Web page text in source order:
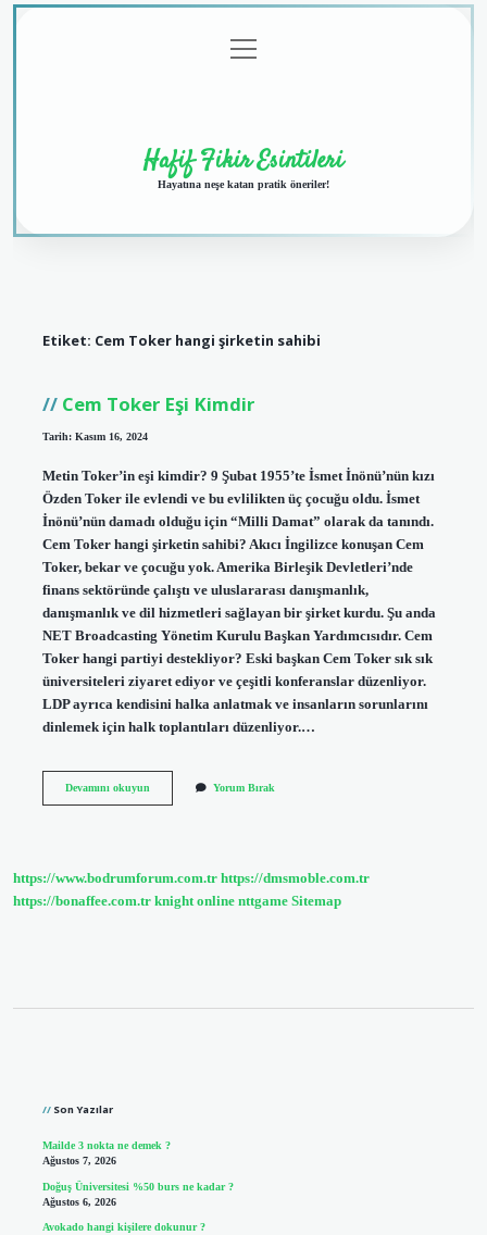
menüyü
aç
Hafif Fikir Esintileri
Hayatına neşe katan pratik öneriler!
Etiket: Cem Toker hangi şirketin sahibi
Cem Toker Eşi Kimdir
Tarih: Kasım 16, 2024
Metin Toker’in eşi kimdir? 9 Şubat 1955’te İsmet İnönü’nün kızı
Özden Toker ile evlendi ve bu evlilikten üç çocuğu oldu. İsmet
İnönü’nün damadı olduğu için “Milli Damat” olarak da tanındı.
Cem Toker hangi şirketin sahibi? Akıcı İngilizce konuşan Cem
Toker, bekar ve çocuğu yok. Amerika Birleşik Devletleri’nde
finans sektöründe çalıştı ve uluslararası danışmanlık,
danışmanlık ve dil hizmetleri sağlayan bir şirket kurdu. Şu anda
NET Broadcasting Yönetim Kurulu Başkan Yardımcısıdır. Cem
Toker hangi partiyi destekliyor? Eski başkan Cem Toker sık ​​sık
üniversiteleri ziyaret ediyor ve çeşitli konferanslar düzenliyor.
LDP ayrıca kendisini halka anlatmak ve insanların sorunlarını
dinlemek için halk toplantıları düzenliyor.…
Devamını okuyunCem
Yorum Bırak
https://www.bodrumforum.com.tr https://dmsmoble.com.tr
https://bonaffee.com.tr knight online nttgame Sitemap
Son Yazılar
Mailde 3 nokta ne demek ?
Ağustos 7, 2026
Doğuş Üniversitesi %50 burs ne kadar ?
Ağustos 6, 2026
Avokado hangi kişilere dokunur ?